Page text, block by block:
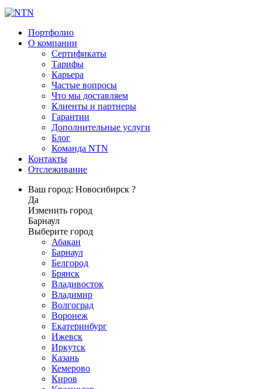
Портфолио
О компании
Сертификаты
Тарифы
Карьера
Частые вопросы
Что мы доставляем
Клиенты и партнеры
Гарантии
Дополнительные услуги
Блог
Команда NTN
Контакты
Отслеживание
Ваш город: Новосибирск ?
Да
Изменить город
Барнаул
Выберите город
Абакан
Барнаул
Белгород
Брянск
Владивосток
Владимир
Волгоград
Воронеж
Екатеринбург
Ижевск
Иркутск
Казань
Кемерово
Киров